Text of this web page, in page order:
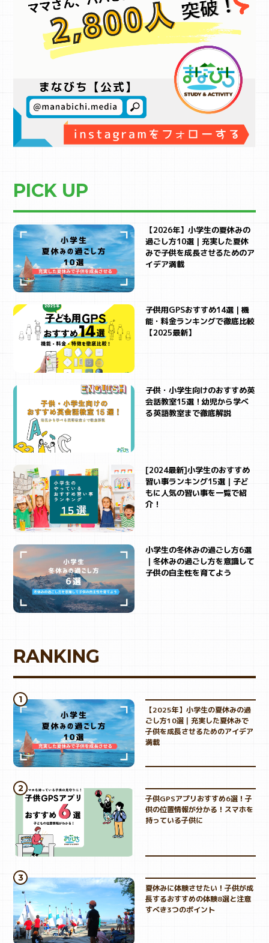
PICK UP
【2026年】小学生の夏休みの
過ごし方10選｜充実した夏休
みで子供を成長させるためのア
イデア満載
子供用GPSおすすめ14選｜機
能・料金ランキングで徹底比較
【2025最新】
子供・小学生向けのおすすめ英
会話教室15選！幼児から学べ
る英語教室まで徹底解説
[2024最新]小学生のおすすめ
習い事ランキング15選｜子ど
もに人気の習い事を一覧で紹
介！
小学生の冬休みの過ごし方6選
｜冬休みの過ごし方を意識して
子供の自主性を育てよう
RANKING
【2025年】小学生の夏休みの過
ごし方10選｜充実した夏休みで
子供を成長させるためのアイデア
満載
子供GPSアプリおすすめ6選！子
供の位置情報が分かる！スマホを
持っている子供に
夏休みに体験させたい！子供が成
長するおすすめの体験8選と注意
すべき3つのポイント